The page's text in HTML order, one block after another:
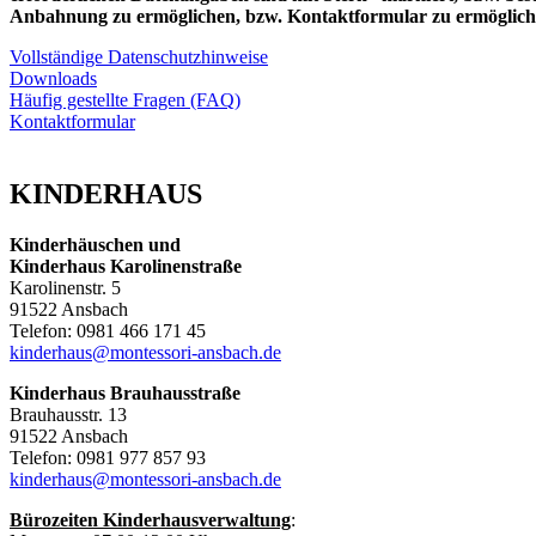
Anbahnung zu ermöglichen, bzw. Kontaktformular zu
Vollständige Datenschutzhinweise
Downloads
Häufig gestellte Fragen (FAQ)
Kontaktformular
KINDERHAUS
Kinderhäuschen und
Kinderhaus Karolinenstraße
Karolinenstr. 5
91522 Ansbach
Telefon: 0981 466 171 45
kinderhaus@montessori-ansbach.de
Kinderhaus Brauhausstraße
Brauhausstr. 13
91522 Ansbach
Telefon: 0981 977 857 93
kinderhaus@montessori-ansbach.de
Bürozeiten Kinderhausverwaltung: